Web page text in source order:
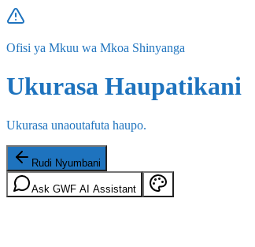
Ofisi ya Mkuu wa Mkoa Shinyanga
Ukurasa Haupatikani
Ukurasa unaoutafuta haupo.
Rudi Nyumbani
Ask GWF AI Assistant